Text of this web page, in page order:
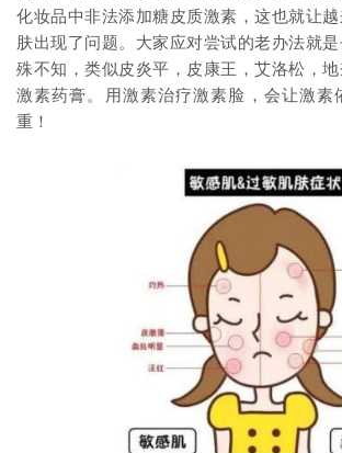
化妆品中非法添加糖皮质激素，这也就让
肤出现了问题。大家应对尝试的老办法就是
殊不知，类似皮炎平，皮康王，艾洛松，
激素药膏。用激素治疗激素脸，会让激素
重！